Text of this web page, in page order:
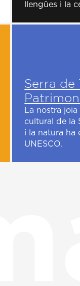
llengües i la
Serra de
La nostra
cultural de la
i la natura ha
UNESCO.